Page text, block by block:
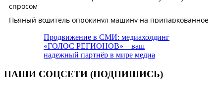
Продвижение в СМИ: медиахолдинг
«ГОЛОС РЕГИОНОВ» – ваш
надежный партнёр в мире медиа
НАШИ СОЦСЕТИ (ПОДПИШИСЬ)